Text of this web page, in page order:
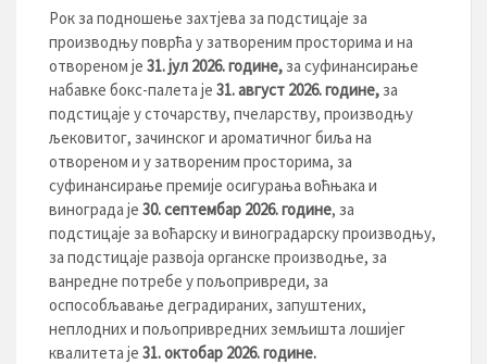
Рок за подношење захтјева за подстицаје за
производњу поврћа у затвореним просторима и на
отвореном је 31. јул 2026. године,за суфинансирање
набавке бокс-палета је 31. август 2026. године,за
подстицаје у сточарству, пчеларству, производњу
љековитог, зачинског и ароматичног биља на
отвореном и у затвореним просторима, за
суфинансирање премије осигурања воћњака и
винограда је 30. септембар 2026. године, за
подстицаје за воћарску и виноградарску производњу,
за подстицаје развоја органске производње, за
ванредне потребе у пољопривреди, за
оспособљавање деградираних, запуштених,
неплодних и пољопривредних земљишта лошијег
квалитета је 31.октобар 2026. године.